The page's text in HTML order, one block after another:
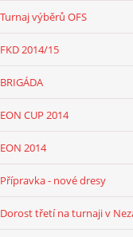
Turnaj výběrů OFS
FKD 2014/15
BRIGÁDA
EON CUP 2014
EON 2014
Přípravka - nové dresy
Dorost třetí na turnaji v